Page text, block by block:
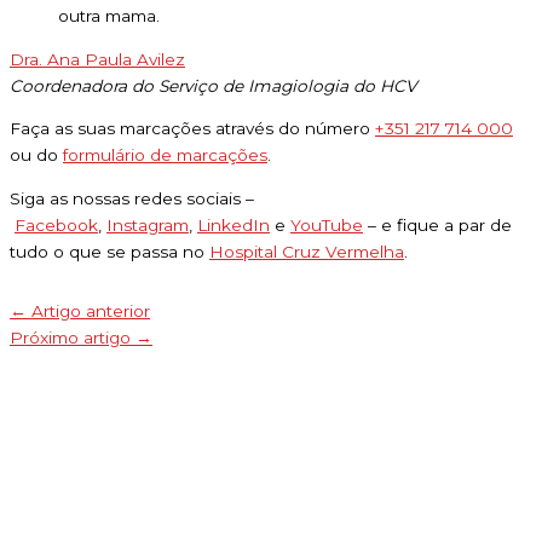
outra mama.
Dra. Ana Paula Avilez
Coordenadora do Serviço de Imagiologia do HCV
Faça as suas marcações através do número +351 217 714 000
ou doformulário de marcações.
Siga as nossas redes sociais –
Facebook Instagram LinkedIn e YouTube – e fique a par de
tudo o que se passa no Hospital Cruz Vermelha
← Artigo anterior
Próximo artigo →